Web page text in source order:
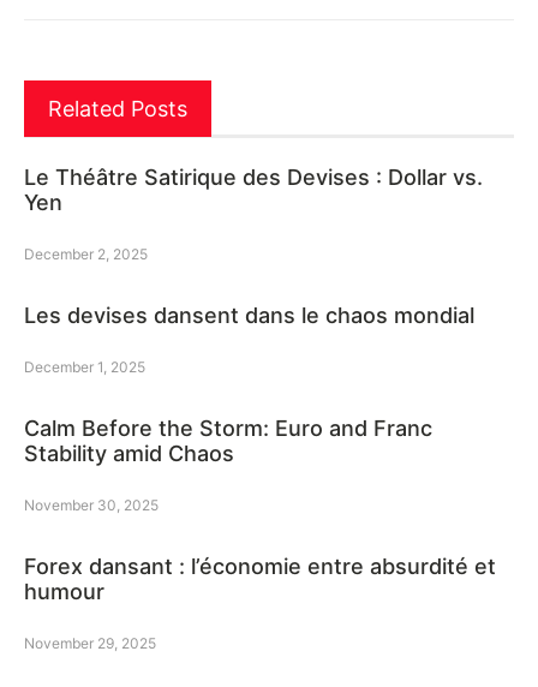
Related Posts
Le Théâtre Satirique des Devises : Dollar vs.
Yen
December 2, 2025
Les devises dansent dans le chaos mondial
December 1, 2025
Calm Before the Storm: Euro and Franc
Stability amid Chaos
November 30, 2025
Forex dansant : l’économie entre absurdité et
humour
November 29, 2025